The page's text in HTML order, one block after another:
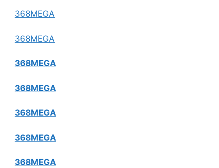
368MEGA
368MEGA
368MEGA
368MEGA
368MEGA
368MEGA
368MEGA